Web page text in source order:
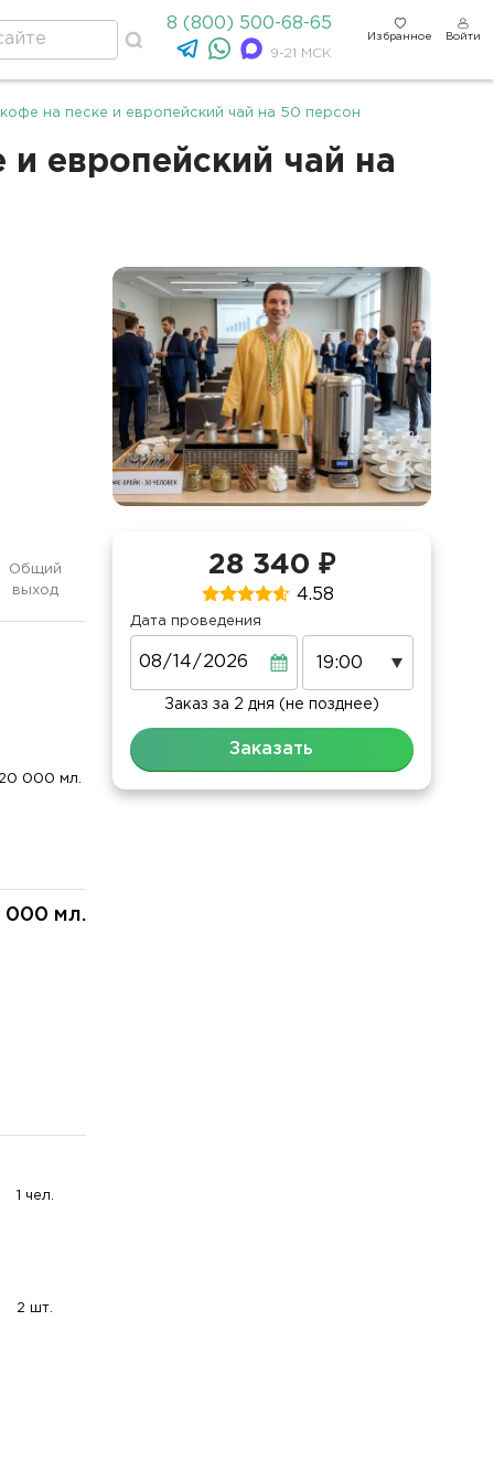
8 (800) 500-68-65
9-21 МСК
Избранное Войти
на песке и европейский чай на 50 персон
европейский чай на
Общий
выход
000 мл.
000 мл.
1 чел.
2 шт.
28 340 ₽
4.58
Дата проведения
Заказ за 2 дня (не позднее)
Заказать